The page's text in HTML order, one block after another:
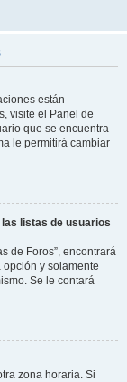
están
visite el Panel de
que se encuentra
le permitirá cambiar
listas de usuarios
de Foros”, encontrará
opción y solamente
Se le contará
zona horaria. Si